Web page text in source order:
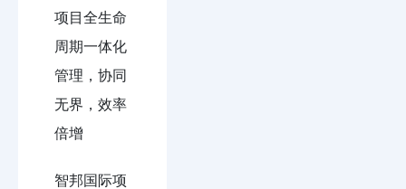
项目全生命
周期一体化
管理，协同
无界，效率
倍增
智邦国际项